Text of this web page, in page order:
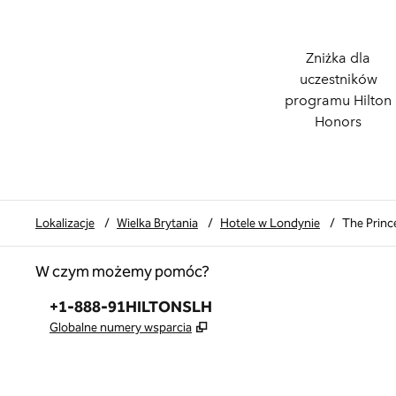
Zniżka dla
uczestników
programu Hilton
Honors
Lokalizacje / Wielka Brytania / Hotele w Londynie / The
W czym możemy pomóc?
Telefon:
+1-888-91HILTONSLH
Globalne numery wsparcia ,